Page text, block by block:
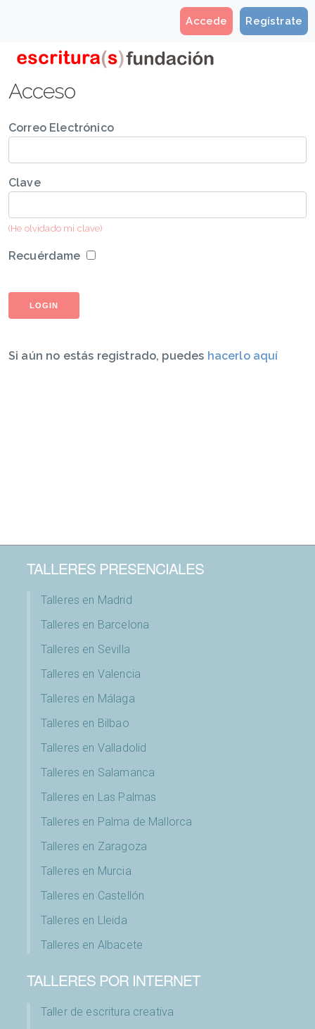
Regístrate
Accede
Acceso
Correo Electrónico
Clave
(He olvidado mi clave)
Recuérdame
Si aún no estás registrado, puedes hacerlo aquí
TALLERES PRESENCIALES
Talleres en Madrid
Talleres en Barcelona
Talleres en Sevilla
Talleres en Valencia
Talleres en Málaga
Talleres en Bilbao
Talleres en Valladolid
Talleres en Salamanca
Talleres en Las Palmas
Talleres en Palma de Mallorca
Talleres en Zaragoza
Talleres en Murcia
Talleres en Castellón
Talleres en Lleida
Talleres en Albacete
TALLERES POR INTERNET
Taller de escritura creativa